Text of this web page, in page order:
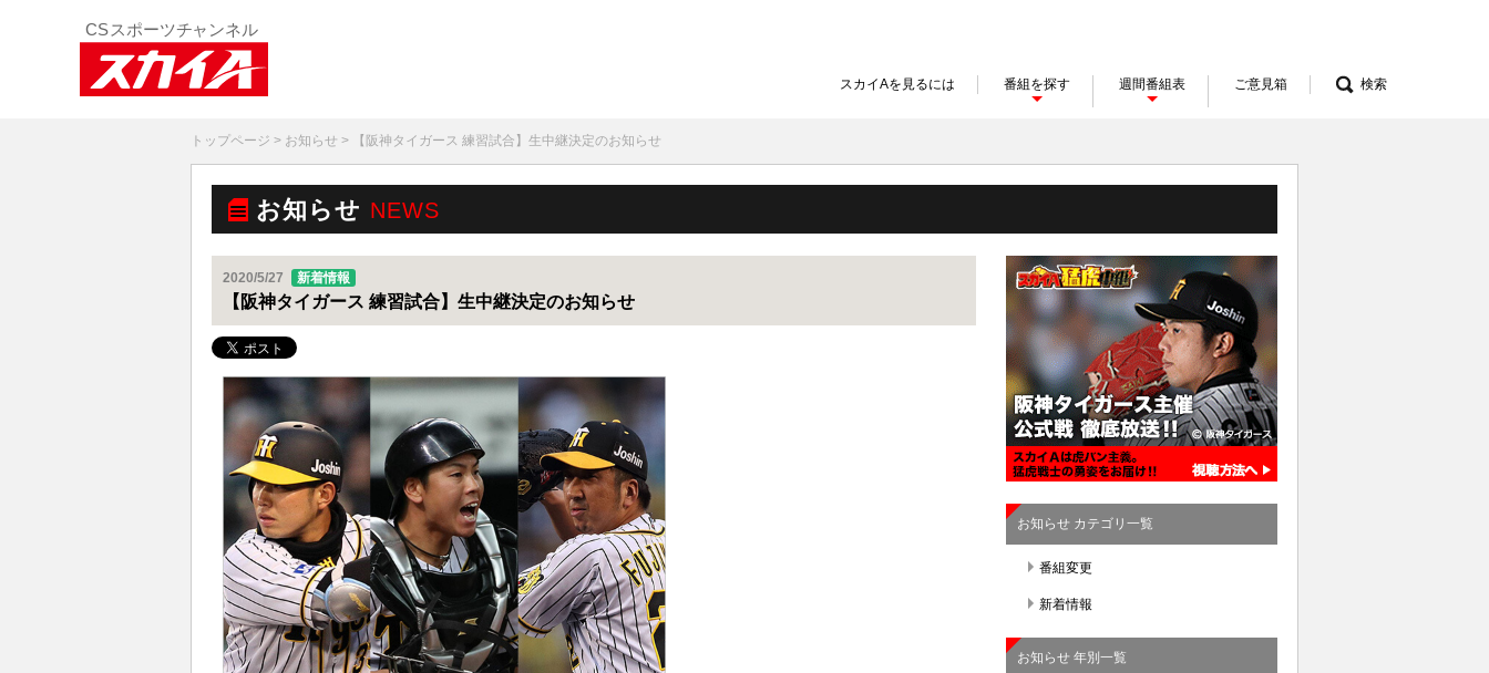
スカイAを見るには 番組を探す 週間番組表 ご意見箱 検索
トップページ > お知らせ > 【阪神タイガース 練習試合】生中継決定のお知らせ
お知らせ NEWS
2020/5/27 新着情報
【阪神タイガース 練習試合】生中継決定のお知らせ
お知らせ カテゴリ一覧
番組変更
新着情報
お知らせ 年別一覧